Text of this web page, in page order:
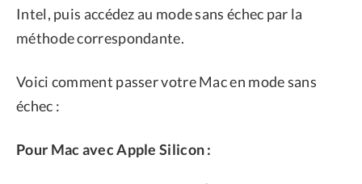
Intel, puis accédez au mode sans échec par la
méthode correspondante.
Voici comment passer votre Mac en mode sans
échec :
Pour Mac avec Apple Silicon :